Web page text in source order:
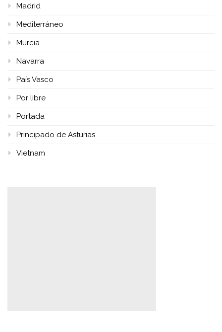
Madrid
Mediterráneo
Murcia
Navarra
País Vasco
Por libre
Portada
Principado de Asturias
Vietnam